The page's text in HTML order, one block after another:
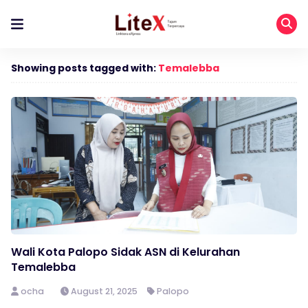
Showing posts tagged with: Temalebba
Wali Kota Palopo Sidak ASN di Kelurahan
Temalebba
ocha August 21, 2025 Palopo